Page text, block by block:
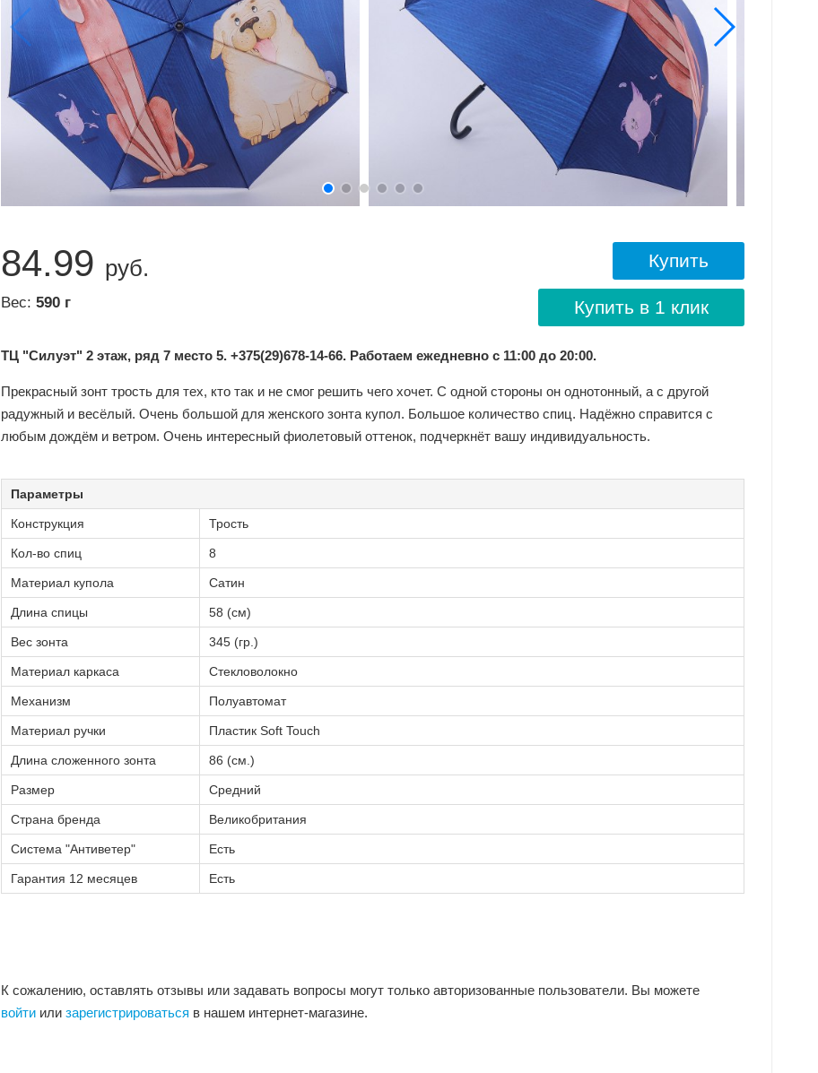
84.99 руб.
Вес: 590 г
Купить
Купить в 1 клик
ТЦ "Силуэт" 2 этаж, ряд 7 место 5. +375(29)678-14-66. Работаем ежедневно с 11:00 до 20:00.
Прекрасный зонт трость для тех, кто так и не смог решить чего хочет. С одной стороны он однотонный, а с другой
радужный и весёлый. Очень большой для женского зонта купол. Большое количество спиц. Надёжно справится с
любым дождём и ветром. Очень интересный фиолетовый оттенок, подчеркнёт вашу индивидуальность.
Параметры
Конструкция Трость
Кол-во спиц 8
Материал купола Сатин
Длина спицы 58 (см)
Вес зонта 345 (гр.)
Материал каркаса Стекловолокно
Механизм Полуавтомат
Материал ручки Пластик Soft Touch
Длина сложенного зонта 86 (см.)
Размер Средний
Страна бренда Великобритания
Система "Антиветер" Есть
Гарантия 12 месяцев Есть
К сожалению, оставлять отзывы или задавать вопросы могут только авторизованные пользователи. Вы можете
войти или зарегистрироваться в нашем интернет-магазине.